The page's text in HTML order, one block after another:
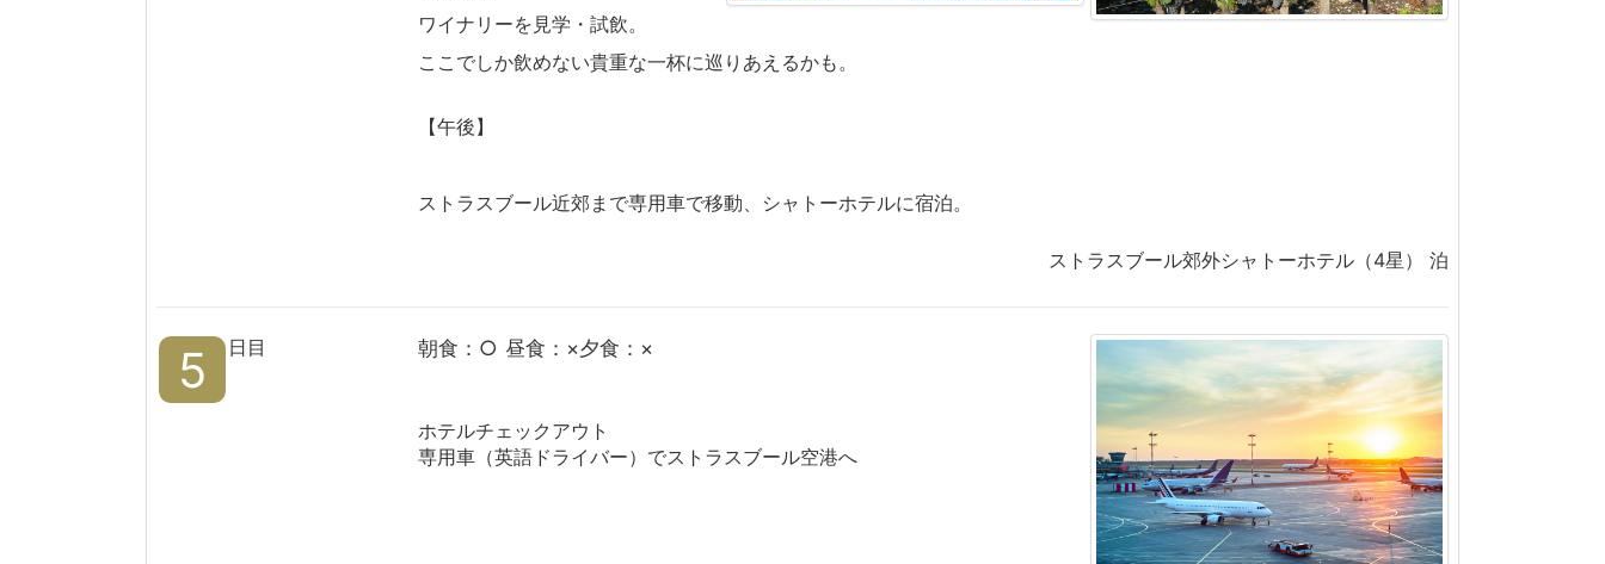
ワイナリーを見学・試飲。
ここでしか飲めない貴重な一杯に巡りあえるかも。
【午後】
ストラスブール近郊まで専用車で移動、シャトーホテルに宿泊。
ストラスブール郊外シャトーホテル（4星） 泊
5 日目 朝食：○ 昼食：×夕食：×
ホテルチェックアウト
専用車（英語ドライバー）でストラスブール空港へ